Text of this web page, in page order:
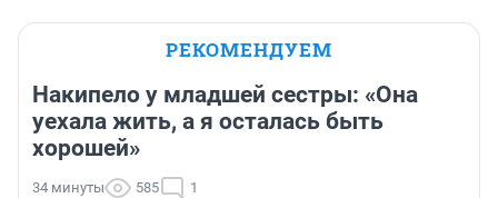
РЕКОМЕНДУЕМ
Накипело у младшей сестры: «Она
уехала жить, а я осталась быть
хорошей»
34 минуты 585 1